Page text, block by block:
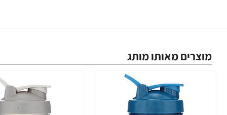
מוצרים מאותו מותג